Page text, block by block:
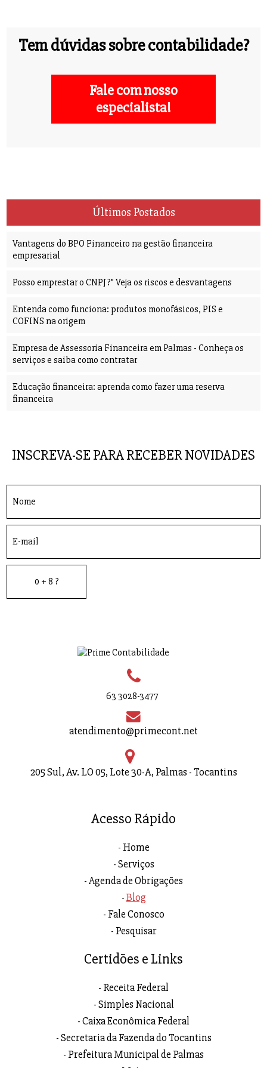
Tem dúvidas sobre contabilidade?
Fale com nosso
especialista!
Últimos Postados
Vantagens do BPO Financeiro na gestão financeira
empresarial
Posso emprestar o CNPJ?” Veja os riscos e desvantagens
Entenda como funciona: produtos monofásicos, PIS e
COFINS na origem
Empresa de Assessoria Financeira em Palmas - Conheça os
serviços e saiba como contratar
Educação financeira: aprenda como fazer uma reserva
financeira
INSCREVA-SE PARA RECEBER NOVIDADES
63 3028-3477
atendimento@primecont.net
205 Sul, Av. LO 05, Lote 30-A, Palmas - Tocantins
Acesso Rápido
Home
Serviços
Agenda de Obrigações
Blog
Fale Conosco
Pesquisar
Certidões e Links
Receita Federal
Simples Nacional
Caixa Econômica Federal
Secretaria da Fazenda do Tocantins
Prefeitura Municipal de Palmas